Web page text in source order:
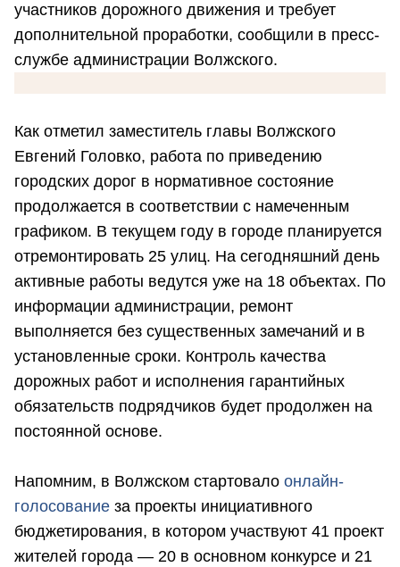
участников дорожного движения и требует
дополнительной проработки, сообщили в пресс-
службе администрации Волжского.
Как отметил заместитель главы Волжского
Евгений Головко, работа по приведению
городских дорог в нормативное состояние
продолжается в соответствии с намеченным
графиком. В текущем году в городе планируется
отремонтировать 25 улиц. На сегодняшний день
активные работы ведутся уже на 18 объектах. По
информации администрации, ремонт
выполняется без существенных замечаний и в
установленные сроки. Контроль качества
дорожных работ и исполнения гарантийных
обязательств подрядчиков будет продолжен на
постоянной основе.
Напомним, в Волжском стартовало онлайн-
голосование за проекты инициативного
бюджетирования, в котором участвуют 41 проект
жителей города — 20 в основном конкурсе и 21